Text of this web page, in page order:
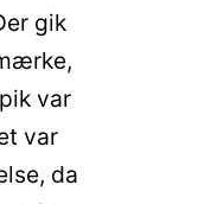
gik
var
var
da